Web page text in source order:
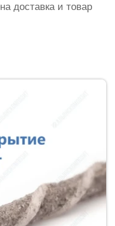
доставка и товар